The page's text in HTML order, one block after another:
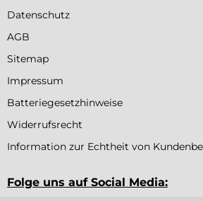
Datenschutz
AGB
Sitemap
Impressum
Batteriegesetzhinweise
Widerrufsrecht
Information zur Echtheit von
Folge uns auf Social Media: